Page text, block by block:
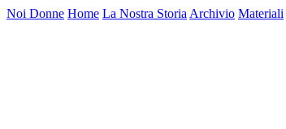
Noi Donne Home La Nostra Storia Archivio Materiali